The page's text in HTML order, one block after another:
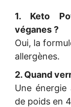
1. Keto
véganes ?
Oui, la
allergènes.
2. Quand
Une énergie
de poids en